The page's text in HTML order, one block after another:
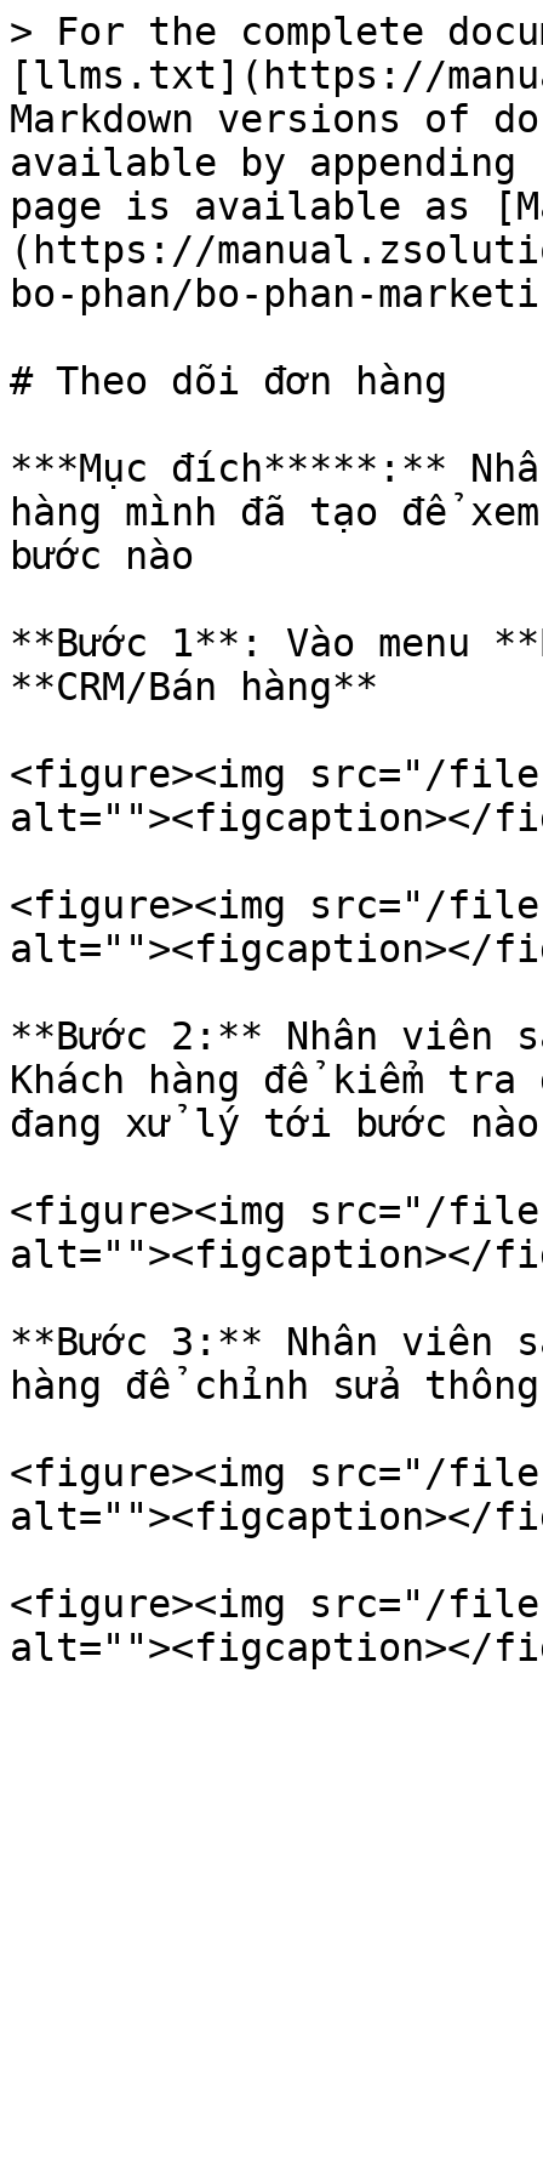
> For the complete
[llms.txt](https://
Markdown versions of
available by
page is available as
(https://
bo-phan/bo-phan-
# Theo dõi đơn hàng
***Mục đích*****:**
hàng mình đã tạo để
bước nào
**Bước 1**: Vào menu
**CRM/Bán hàng**
<figure><img src="/files/
alt=""><figcaption></
<figure><img src="/files/
alt=""><figcaption></
**Bước 2:** Nhân viên
Khách hàng để kiểm tra
đang xử lý tới bước nào
<figure><img src="/
alt=""><figcaption></
**Bước 3:** Nhân viên
hàng để chỉnh sửa
<figure><img src="/files/
alt=""><figcaption></
<figure><img src="/files/